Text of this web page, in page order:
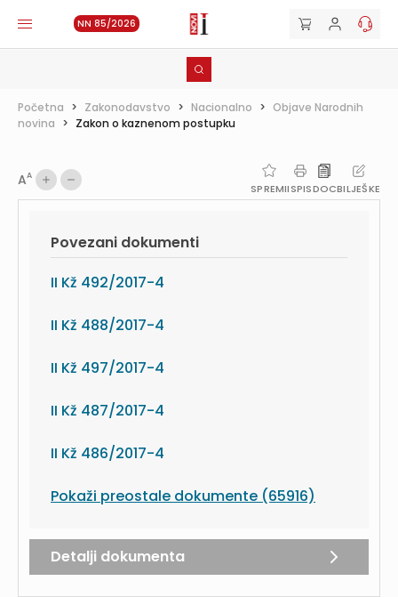
NN 85/2026
Početna > Zakonodavstvo > Nacionalno > Objave Narodnih
novina > Zakon o kaznenom postupku
AA
SPREMIISPISDOCBILJEŠKE
Povezani dokumenti
II Kž 492/2017-4
II Kž 488/2017-4
II Kž 497/2017-4
II Kž 487/2017-4
II Kž 486/2017-4
Pokaži preostale dokumente (65916)
Detalji dokumenta